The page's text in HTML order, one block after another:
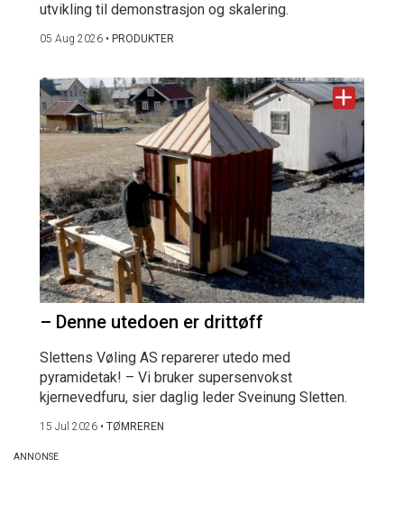
utvikling til demonstrasjon og skalering.
05 Aug 2026 • PRODUKTER
– Denne utedoen er drittøff
Slettens Vøling AS reparerer utedo med
pyramidetak! – Vi bruker supersenvokst
kjernevedfuru, sier daglig leder Sveinung Sletten.
15 Jul 2026 • TØMREREN